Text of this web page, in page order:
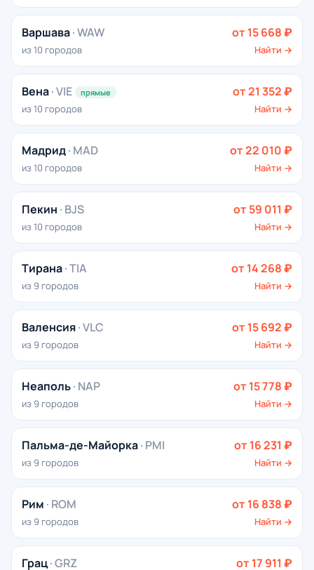
Варшава· WAW
из 10 городов
от 15 668 ₽
Найти →
Вена· VIE прямые
из 10 городов
от 21 352 ₽
Найти →
Мадрид· MAD
из 10 городов
от 22 010 ₽
Найти →
Пекин · BJS
из 10 городов
от 59 011 ₽
Найти →
Тирана· TIA
из 9 городов
от 14 268 ₽
Найти →
Валенсия· VLC
из 9 городов
от 15 692 ₽
Найти →
Неаполь· NAP
из 9 городов
от 15 778 ₽
Найти →
Пальма-де-Майорка· PMI
из 9 городов
от 16 231 ₽
Найти →
Рим · ROM
из 9 городов
от 16 838 ₽
Найти →
Грац· GRZ от 17 911 ₽